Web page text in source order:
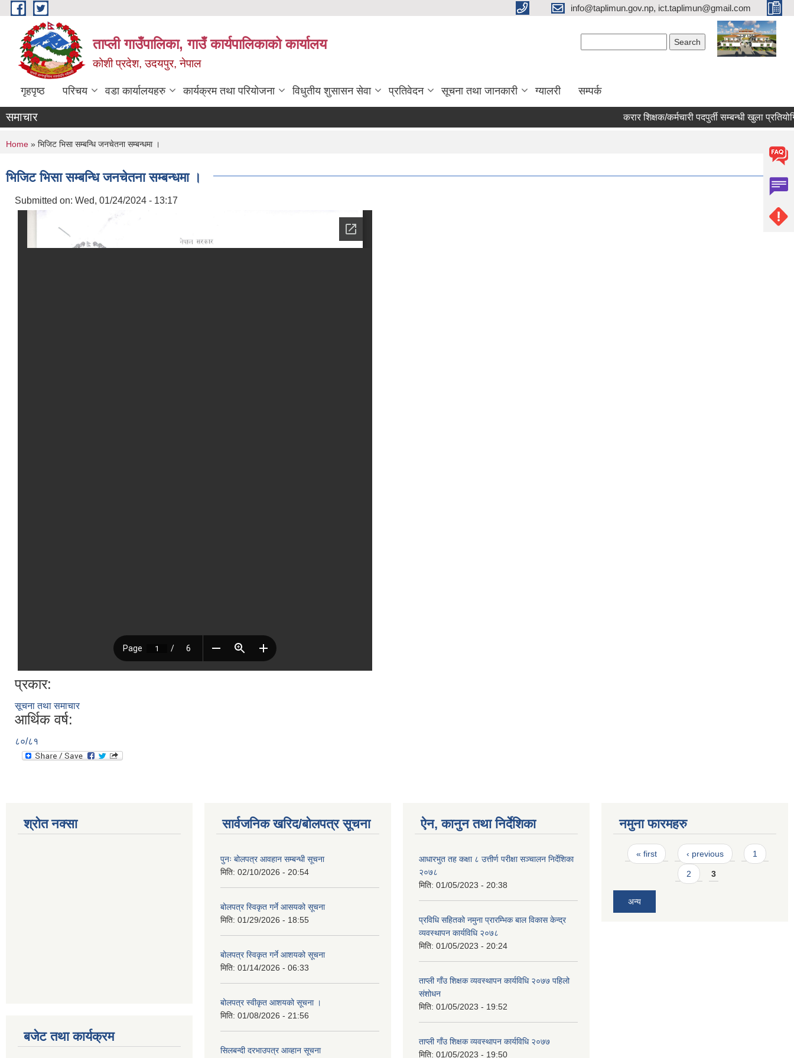
Skip to main content info@taplimun.gov.np, ict.taplimun@gmail.com
ताप्ली गाउँपालिका, गाउँ कार्यपालिकाको कार्यालय
कोशी प्रदेश, उदयपुर, नेपाल
गृहपृष्ठ परिचय वडा कार्यालयहरु कार्यक्रम तथा परियोजना विधुतीय शुसासन सेवा प्रतिवेदन सूचना तथा जानकारी ग्यालरी सम्पर्क
समाचार करार शिक्षक/कर्मचारी पदपुर्ती सम्बन्धी खुला
You are here
Home » भिजिट भिसा सम्बन्धि जनचेतना सम्बन्धमा ।
भिजिट भिसा सम्बन्धि जनचेतना सम्बन्धमा ।
Submitted on: Wed, 01/24/2024 - 13:17
प्रकार:
सूचना तथा समाचार
आर्थिक वर्ष:
८०/८१
श्रोत नक्सा
बजेट तथा कार्यक्रम
सार्वजनिक खरिद/बोलपत्र सूचना
पुनः बोलपत्र आवहान सम्बन्धी सूचना
मिति: 02/10/2026 - 20:54
बोलपत्र स्विकृत गर्ने आसयको सूचना
मिति: 01/29/2026 - 18:55
बोलपत्र स्विकृत गर्ने आशयको सूचना
मिति: 01/14/2026 - 06:33
बोलपत्र स्वीकृत आशयको सूचना ।
मिति: 01/08/2026 - 21:56
सिलबन्दी दरभाउपत्र आव्हान सूचना
ऐन, कानुन तथा निर्देशिका
आधारभुत तह कक्षा ८ उत्तीर्ण परीक्षा सञ्चालन निर्देशिका
२०७८
मिति: 01/05/2023 - 20:38
प्रविधि सहितको नमुना प्रारम्भिक बाल विकास केन्द्र
व्यवस्थापन कार्यविधि २०७८
मिति: 01/05/2023 - 20:24
ताप्ली गाँउ शिक्षक व्यवस्थापन कार्यविधि २०७७ पहिलो
संशोधन
मिति: 01/05/2023 - 19:52
ताप्ली गाँउ शिक्षक व्यवस्थापन कार्यविधि २०७७
मिति: 01/05/2023 - 19:50
नमुना फारमहरु
Pages
« first ‹ previous 1
2 3
अन्य